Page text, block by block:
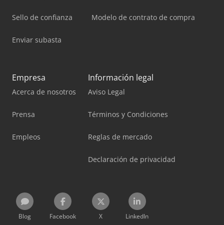
Sello de confianza
Enviar subasta
Modelo de contrato de compra
Empresa
Acerca de nosotros
Prensa
Empleos
Información legal
Aviso Legal
Términos y Condiciones
Reglas de mercado
Declaración de privacidad
Blog Facebook X LinkedIn